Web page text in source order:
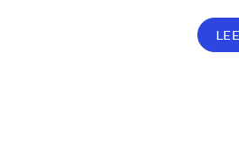
Switch of Flex